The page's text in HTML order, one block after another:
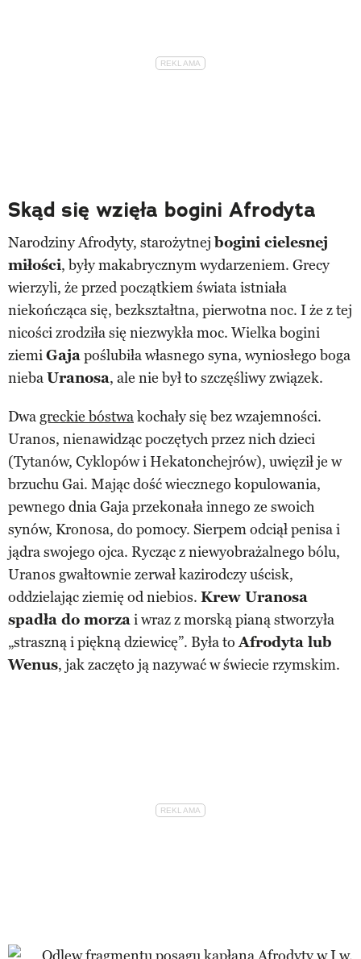
Skąd się wzięła bogini Afrodyta
Narodziny Afrodyty, starożytnejbogini cielesnej
miłości, były makabrycznym wydarzeniem. Grecy
wierzyli, że przed początkiem świata istniała
niekończąca się, bezkształtna, pierwotna noc. I że z tej
nicości zrodziła się niezwykła moc. Wielka bogini
ziemiGajapoślubiła własnego syna, wyniosłego boga
niebaUranosa, ale nie był to szczęśliwy związek.
Dwa greckie bóstwakochały się bez wzajemności.
Uranos, nienawidząc poczętych przez nich dzieci
(Tytanów, Cyklopów i Hekatonchejrów), uwięził je w
brzuchu Gai. Mając dość wiecznego kopulowania,
pewnego dnia Gaja przekonała innego ze swoich
synów, Kronosa, do pomocy. Sierpem odciął penisa i
jądra swojego ojca. Rycząc z niewyobrażalnego bólu,
Uranos gwałtownie zerwał kazirodczy uścisk,
oddzielając ziemię od niebios. Krew Uranosa
spadła do morzai wraz z morską pianą stworzyła
„straszną i piękną dziewicę”. Była toAfrodyta lub
Wenus, jak zaczęto ją nazywać w świecie rzymskim.